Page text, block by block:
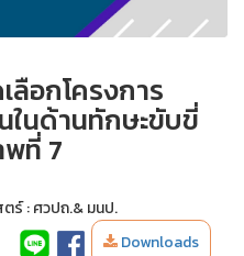
ลือกโครงการ
ในด้านทักษะขับขี่
ที่ 7
ร์ : ศวปถ.& มนป.
Downloads